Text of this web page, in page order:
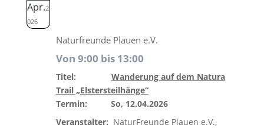
Apr.2
026
Naturfreunde Plauen e.V.
Von 9:00 bis 13:00
Titel: Wanderung auf dem Natura
Trail „Elstersteilhänge“
Termin: So, 12.04.2026
Veranstalter: NaturFreunde Plauen e.V.,